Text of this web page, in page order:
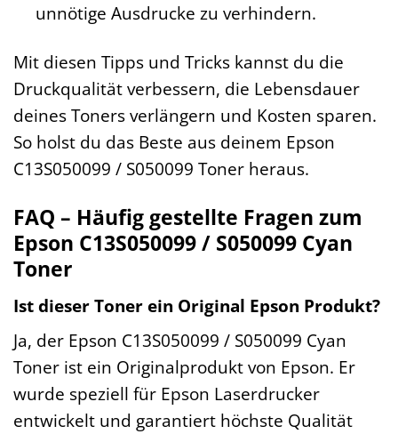
unnötige Ausdrucke zu verhindern.
Mit diesen Tipps und Tricks kannst du die
Druckqualität verbessern, die Lebensdauer
deines Toners verlängern und Kosten sparen.
So holst du das Beste aus deinem Epson
C13S050099 / S050099 Toner heraus.
FAQ – Häufig gestellte Fragen zum
Epson C13S050099 / S050099 Cyan
Toner
Ist dieser Toner ein Original Epson Produkt?
Ja, der Epson C13S050099 / S050099 Cyan
Toner ist ein Originalprodukt von Epson. Er
wurde speziell für Epson Laserdrucker
entwickelt und garantiert höchste Qualität